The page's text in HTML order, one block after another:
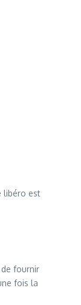
libéro est
fournir
fois la